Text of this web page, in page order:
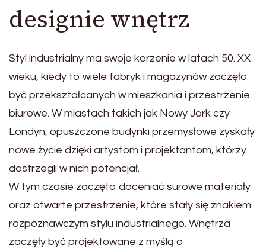
designie wnętrz
Styl industrialny ma swoje korzenie w latach 50. XX
wieku, kiedy to wiele fabryk i magazynów zaczęło
być przekształcanych w mieszkania i przestrzenie
biurowe. W miastach takich jak Nowy Jork czy
Londyn, opuszczone budynki przemysłowe zyskały
nowe życie dzięki artystom i projektantom, którzy
dostrzegli w nich potencjał.
W tym czasie zaczęto doceniać surowe materiały
oraz otwarte przestrzenie, które stały się znakiem
rozpoznawczym stylu industrialnego. Wnętrza
zaczęły być projektowane z myślą o